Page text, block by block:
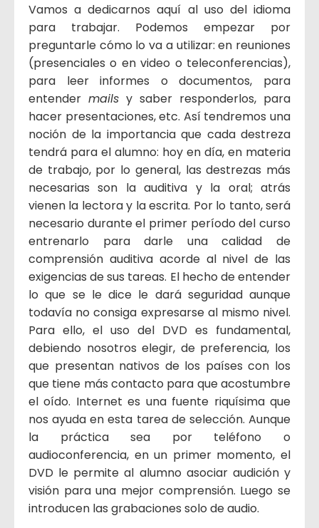
Vamos a dedicarnos aquí al uso del idioma
para trabajar. Podemos empezar por
preguntarle cómo lo va a utilizar: en reuniones
(presenciales o en video o teleconferencias),
para leer informes o documentos, para
entender mails y saber responderlos, para
hacer presentaciones, etc. Así tendremos una
noción de la importancia que cada destreza
tendrá para el alumno: hoy en día, en materia
de trabajo, por lo general, las destrezas más
necesarias son la auditiva y la oral; atrás
vienen la lectora y la escrita. Por lo tanto, será
necesario durante el primer período del curso
entrenarlo para darle una calidad de
comprensión auditiva acorde al nivel de las
exigencias de sus tareas. El hecho de entender
lo que se le dice le dará seguridad aunque
todavía no consiga expresarse al mismo nivel.
Para ello, el uso del DVD es fundamental,
debiendo nosotros elegir, de preferencia, los
que presentan nativos de los países con los
que tiene más contacto para que acostumbre
el oído. Internet es una fuente riquísima que
nos ayuda en esta tarea de selección. Aunque
la práctica sea por teléfono o
audioconferencia, en un primer momento, el
DVD le permite al alumno asociar audición y
visión para una mejor comprensión. Luego se
introducen las grabaciones solo de audio.